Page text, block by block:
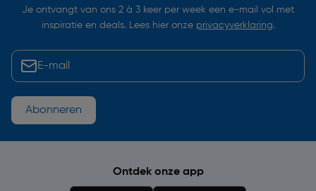
Je ontvangt van ons 2 à 3 keer per week een e-mail vol met
inspiratie en deals. Lees hier onze privacyverklaring.
Abonneren
Ontdek onze app